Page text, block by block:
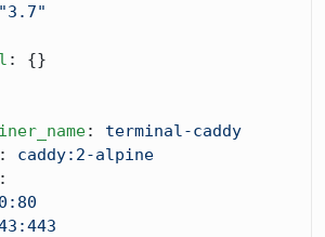
"3.7"
: {}
: terminal-caddy
: caddy:2-alpine
: